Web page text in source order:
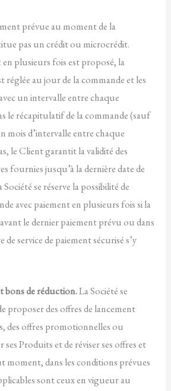
prévue au moment de la
pas un crédit ou microcrédit.
plusieurs fois est proposé, la
réglée au jour de la commande et les
un intervalle entre chaque
le récapitulatif de la commande (sauf
mois d’intervalle entre chaque
le Client garantit la validité des
fournies jusqu’à la dernière date de
se réserve la possibilité de
avec paiement en plusieurs fois si la
le dernier paiement prévu ou dans
de service de paiement sécurisé s’y
bons de réduction.La Société se
proposer des offres de lancement
des offres promotionnelles ou
Produits et de réviser ses offres et
moment, dans les conditions prévues
sont ceux en vigueur au